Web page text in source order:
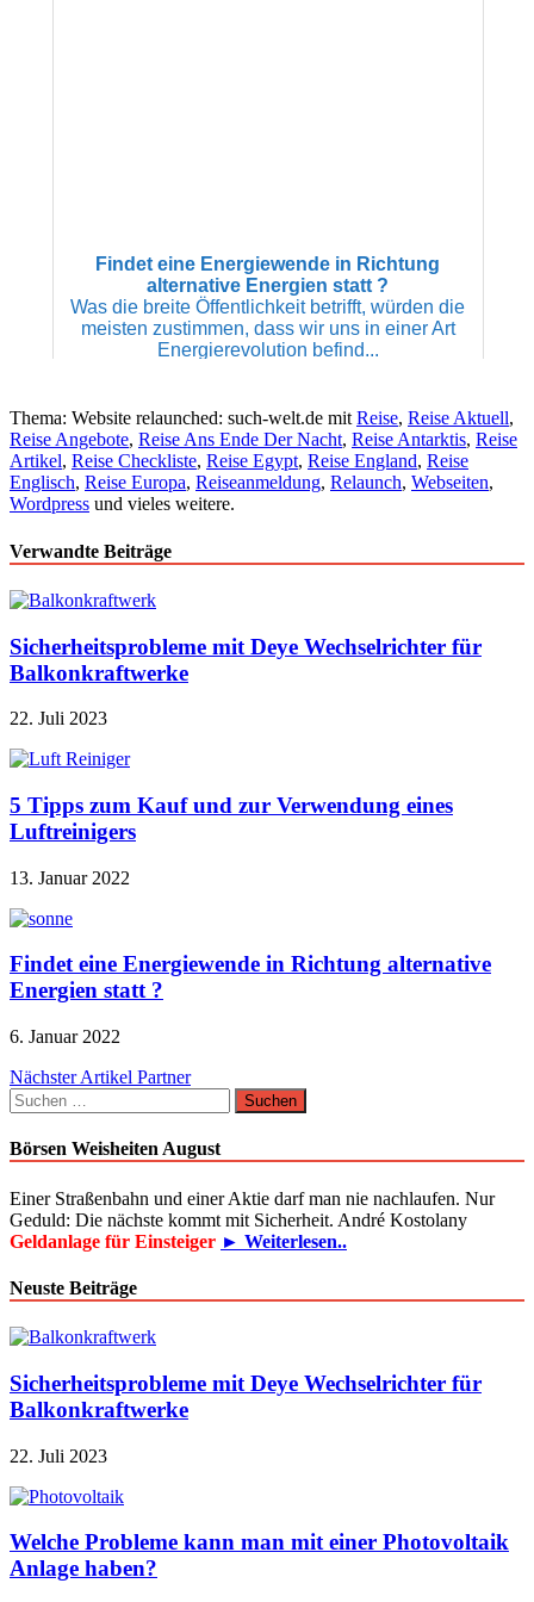
Findet eine Energiewende in Richtung
alternative Energien statt ?
Was die breite Öffentlichkeit betrifft, würden die
meisten zustimmen, dass wir uns in einer Art
Energierevolution befind...
Thema: Website relaunched: such-welt.de mit Reise, Reise Aktuell,
Reise Angebote, Reise Ans Ende Der Nacht, Reise Antarktis, Reise
Artikel, Reise Checkliste, Reise Egypt, Reise England, Reise
Englisch, Reise Europa, Reiseanmeldung, Relaunch, Webseiten,
Wordpress und vieles weitere.
Verwandte Beiträge
Sicherheitsprobleme mit Deye Wechselrichter für
Balkonkraftwerke
22. Juli 2023
5 Tipps zum Kauf und zur Verwendung eines
Luftreinigers
13. Januar 2022
Findet eine Energiewende in Richtung alternative
Energien statt ?
6. Januar 2022
Beitragsnavigation
Nächster Artikel Partner
Suchen
nach:
Börsen Weisheiten August
Einer Straßenbahn und einer Aktie darf man nie nachlaufen. Nur
Geduld: Die nächste kommt mit Sicherheit. André Kostolany
Geldanlage für Einsteiger ► Weiterlesen..
Neuste Beiträge
Sicherheitsprobleme mit Deye Wechselrichter für
Balkonkraftwerke
22. Juli 2023
Welche Probleme kann man mit einer Photovoltaik
Anlage haben?